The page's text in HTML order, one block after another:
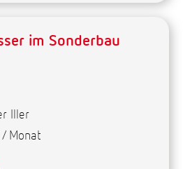
im Sonderbau
Iller
/ Monat